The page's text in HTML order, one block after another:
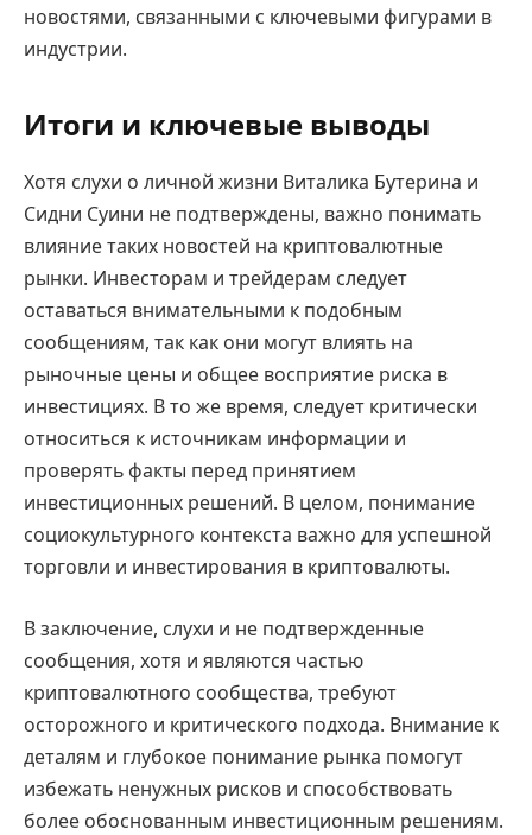
новостями, связанными с ключевыми фигурами в
индустрии.
Итоги и ключевые выводы
Хотя слухи о личной жизни Виталика Бутерина и
Сидни Суини не подтверждены, важно понимать
влияние таких новостей на криптовалютные
рынки. Инвесторам и трейдерам следует
оставаться внимательными к подобным
сообщениям, так как они могут влиять на
рыночные цены и общее восприятие риска в
инвестициях. В то же время, следует критически
относиться к источникам информации и
проверять факты перед принятием
инвестиционных решений. В целом, понимание
социокультурного контекста важно для успешной
торговли и инвестирования в криптовалюты.
В заключение, слухи и не подтвержденные
сообщения, хотя и являются частью
криптовалютного сообщества, требуют
осторожного и критического подхода. Внимание к
деталям и глубокое понимание рынка помогут
избежать ненужных рисков и способствовать
более обоснованным инвестиционным решениям.